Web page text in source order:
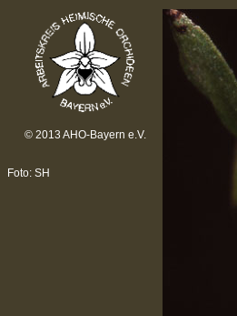
© 2013 AHO-Bayern e.V.
Foto: SH